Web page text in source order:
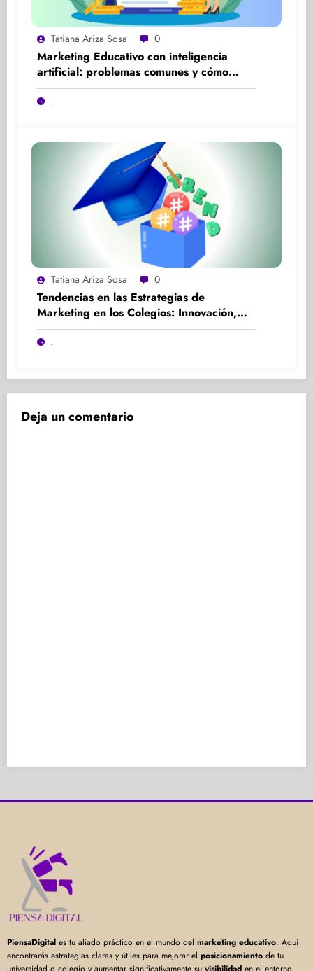
Tatiana Ariza Sosa 0
Marketing Educativo con inteligencia
artificial: problemas comunes y cómo
solucionarlos
.
Tatiana Ariza Sosa 0
Tendencias en las Estrategias de
Marketing en los Colegios: Innovación,
Participación y Experiencia
.
Deja un comentario
PiensaDigital es tu aliado práctico en el mundo del marketing educativo. Aquí
encontrarás estrategias claras y útiles para mejorar el posicionamiento de tu